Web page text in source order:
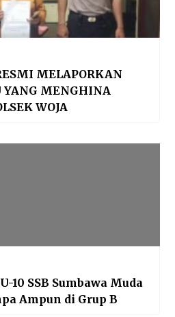
MELAPORKAN
YANG MENGHINA
WOJA
10 SSB Sumbawa Muda
Ampun di Grup B